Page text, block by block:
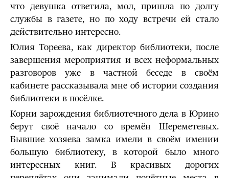
что девушка ответила, мол, пришла по долгу
службы в газете, но по ходу встречи ей стало
действительно интересно.
Юлия Тореева, как директор библиотеки, после
завершения мероприятия и всех неформальных
разговоров уже в частной беседе в своём
кабинете рассказывала мне об истории создания
библиотеки в посёлке.
Корни зарождения библиотечного дела в Юрино
берут своё начало со времён Шереметевых.
Бывшие хозяева замка имели в своём имении
большую библиотеку, в которой было много
интересных книг. В красивых дорогих